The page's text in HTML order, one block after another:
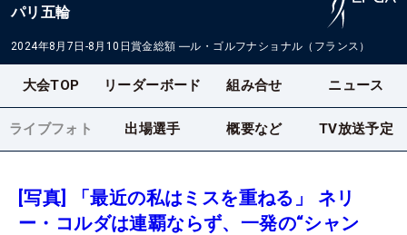
パリ五輪
2024年8月7日-8月10日賞金総額 ―ル・ゴルフナショナル（フランス）
大会TOP リーダーボード 組み合せ ニュース
ライブフォト 出場選手 概要など TV放送予定
[写真] 「最近の私はミスを重ねる」 ネリ
ー・コルダは連覇ならず、一発の“シャン